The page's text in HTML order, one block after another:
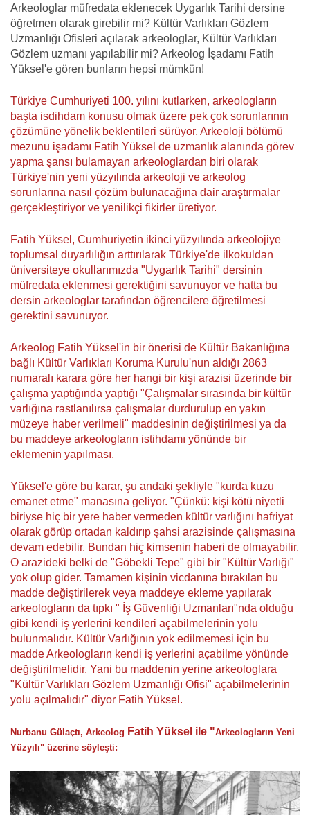
Arkeologlar müfredata eklenecek Uygarlık Tarihi dersine
öğretmen olarak girebilir mi? Kültür Varlıkları Gözlem
Uzmanlığı Ofisleri açılarak arkeologlar, Kültür Varlıkları
Gözlem uzmanı yapılabilir mi? Arkeolog İşadamı Fatih
Yüksel'e gören bunların hepsi mümkün!
Türkiye Cumhuriyeti 100. yılını kutlarken, arkeologların
başta isdihdam konusu olmak üzere pek çok sorunlarının
çözümüne yönelik beklentileri sürüyor. Arkeoloji bölümü
mezunu işadamı Fatih Yüksel de uzmanlık alanında görev
yapma şansı bulamayan arkeologlardan biri olarak
Türkiye'nin yeni yüzyılında arkeoloji ve arkeolog
sorunlarına nasıl çözüm bulunacağına dair araştırmalar
gerçekleştiriyor ve yenilikçi fikirler üretiyor.
Fatih Yüksel, Cumhuriyetin ikinci yüzyılında arkeolojiye
toplumsal duyarlılığın arttırılarak Türkiye'de ilkokuldan
üniversiteye okullarımızda "Uygarlık Tarihi" dersinin
müfredata eklenmesi gerektiğini savunuyor ve hatta bu
dersin arkeologlar tarafından öğrencilere öğretilmesi
gerektini savunuyor.
Arkeolog Fatih Yüksel'in bir önerisi de Kültür Bakanlığına
bağlı Kültür Varlıkları Koruma Kurulu'nun aldığı 2863
numaralı karara göre her hangi bir kişi arazisi üzerinde bir
çalışma yaptığında yaptığı "Çalışmalar sırasında bir kültür
varlığına rastlanılırsa çalışmalar durdurulup en yakın
müzeye haber verilmeli" maddesinin değiştirilmesi ya da
bu maddeye arkeologların istihdamı yönünde bir
eklemenin yapılması.
Yüksel'e göre bu karar, şu andaki şekliyle "kurda kuzu
emanet etme" manasına geliyor. "Çünkü: kişi kötü niyetli
biriyse hiç bir yere haber vermeden kültür varlığını hafriyat
olarak görüp ortadan kaldırıp şahsi arazisinde çalışmasına
devam edebilir. Bundan hiç kimsenin haberi de olmayabilir.
O arazideki belki de "Göbekli Tepe" gibi bir "Kültür Varlığı"
yok olup gider. Tamamen kişinin vicdanına bırakılan bu
madde değiştirilerek veya maddeye ekleme yapılarak
arkeologların da tıpkı " İş Güvenliği Uzmanları"nda olduğu
gibi kendi iş yerlerini kendileri açabilmelerinin yolu
bulunmalıdır. Kültür Varlığının yok edilmemesi için bu
madde Arkeologların kendi iş yerlerini açabilme yönünde
değiştirilmelidir. Yani bu maddenin yerine arkeologlara
"Kültür Varlıkları Gözlem Uzmanlığı Ofisi" açabilmelerinin
yolu açılmalıdır" diyor Fatih Yüksel.
Nurbanu Gülaçtı, Arkeolog Fatih Yüksel ile "Arkeologların Yeni
Yüzyılı" üzerine söyleşti: